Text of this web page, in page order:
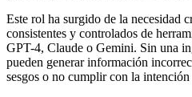
Este rol ha surgido de la necesidad
consistentes y controlados de
GPT-4, Claude o Gemini. Sin una
pueden generar información
sesgos o no cumplir con la